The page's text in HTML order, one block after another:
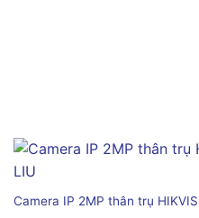
Camera IP 2MP thân trụ